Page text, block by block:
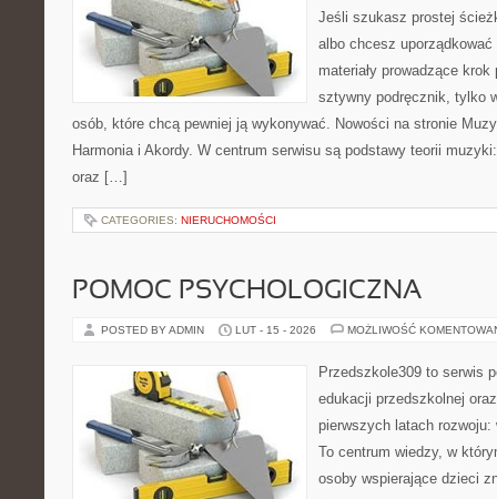
Jeśli szukasz prostej
albo chcesz
materiały prowadzące
sztywny podręcznik, tylko
osób, które chcą pewniej ją wykonywać. Nowości na stronie
Harmonia i Akordy. W centrum serwisu są podstawy teorii
oraz […]
CATEGORIES: NIERUCHOMOŚCI
POMOC PSYCHOLOGICZNA
POSTED BY ADMIN LUT - 15 - 2026 MOŻLIWOŚĆ
Przedszkole309 to serwis
edukacji przedszkolnej
pierwszych latach
To centrum wiedzy, w
osoby wspierające dzieci